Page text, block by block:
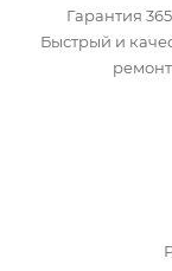
Гарантия
Быстрый и
ремонт